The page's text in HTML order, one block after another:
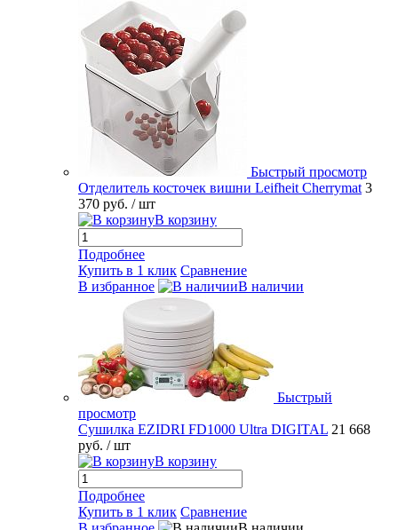
Быстрый просмотр
Отделитель косточек вишни Leifheit Cherrymat 3
370 руб. / шт
В корзину
Подробнее
Купить в 1 клик Сравнение
В избранное
В наличии
Быстрый
просмотр
Сушилка EZIDRI FD1000 Ultra DIGITAL 21 668
руб. / шт
В корзину
Подробнее
Купить в 1 клик Сравнение